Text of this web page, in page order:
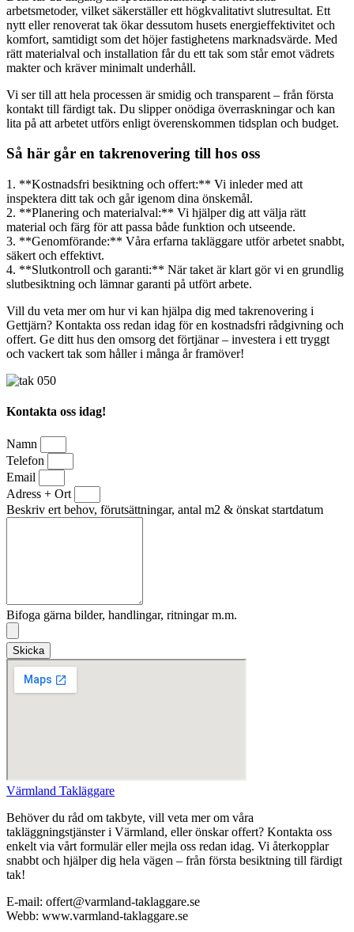
arbetsmetoder, vilket säkerställer ett högkvalitativt slutresultat. Ett
nytt eller renoverat tak ökar dessutom husets energieffektivitet och
komfort, samtidigt som det höjer fastighetens marknadsvärde. Med
rätt materialval och installation får du ett tak som står emot vädrets
makter och kräver minimalt underhåll.
Vi ser till att hela processen är smidig och transparent – från första
kontakt till färdigt tak. Du slipper onödiga överraskningar och kan
lita på att arbetet utförs enligt överenskommen tidsplan och budget.
Så här går en takrenovering till hos oss
1. **Kostnadsfri besiktning och offert:** Vi inleder med att
inspektera ditt tak och går igenom dina önskemål.
2. **Planering och materialval:** Vi hjälper dig att välja rätt
material och färg för att passa både funktion och utseende.
3. **Genomförande:** Våra erfarna takläggare utför arbetet snabbt,
säkert och effektivt.
4. **Slutkontroll och garanti:** När taket är klart gör vi en grundlig
slutbesiktning och lämnar garanti på utfört arbete.
Vill du veta mer om hur vi kan hjälpa dig med takrenovering i
Gettjärn? Kontakta oss redan idag för en kostnadsfri rådgivning och
offert. Ge ditt hus den omsorg det förtjänar – investera i ett tryggt
och vackert tak som håller i många år framöver!
Kontakta oss idag!
Namn
Telefon
Email
Adress + Ort
Beskriv ert behov, förutsättningar, antal m2 & önskat startdatum
Bifoga gärna bilder, handlingar, ritningar m.m.
Skicka
Värmland Takläggare
Behöver du råd om takbyte, vill veta mer om våra
takläggningstjänster i Värmland, eller önskar offert? Kontakta oss
enkelt via vårt formulär eller mejla oss redan idag. Vi återkopplar
snabbt och hjälper dig hela vägen – från första besiktning till färdigt
tak!
E-mail: offert@varmland-taklaggare.se
Webb: www.varmland-taklaggare.se